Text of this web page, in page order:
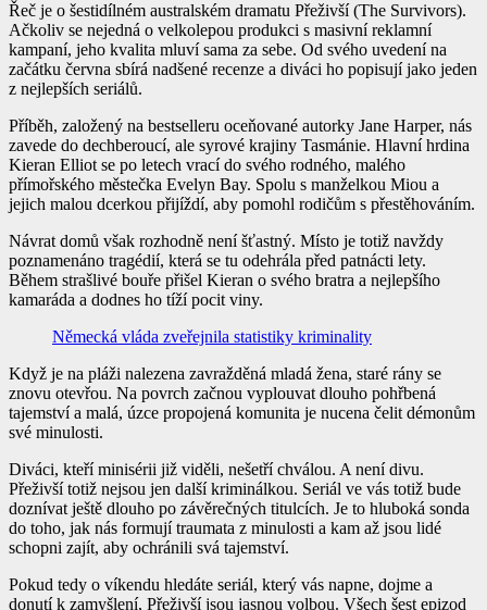
Řeč je o šestidílném australském dramatu Přeživší(The Survivors).
Ačkoliv se nejedná o velkolepou produkci s masivní reklamní
kampaní, jeho kvalita mluví sama za sebe. Od svého uvedení na
začátku června sbírá nadšené recenze a diváci ho popisují jako jeden
z nejlepších seriálů.
Příběh, založený na bestselleru oceňované autorky Jane Harper, nás
zavede do dechberoucí, ale syrové krajiny Tasmánie. Hlavní hrdina
Kieran Elliot se po letech vrací do svého rodného, malého
přímořského městečka Evelyn Bay. Spolu s manželkou Miou a
jejich malou dcerkou přijíždí, aby pomohl rodičům s přestěhováním.
Návrat domů však rozhodně není šťastný. Místo je totiž navždy
poznamenáno tragédií, která se tu odehrála před patnácti lety.
Během strašlivé bouře přišel Kieran o svého bratra a nejlepšího
kamaráda a dodnes ho tíží pocit viny.
Německá vláda zveřejnila statistiky kriminality
Když je na pláži nalezena zavražděná mladá žena, staré rány se
znovu otevřou. Na povrch začnou vyplouvat dlouho pohřbená
tajemství a malá, úzce propojená komunita je nucena čelit démonům
své minulosti.
Diváci, kteří minisérii již viděli, nešetří chválou. A není divu.
Přeživšítotiž nejsou jen další kriminálkou. Seriál ve vás totiž bude
doznívat ještě dlouho po závěrečných titulcích. Je to hluboká sonda
do toho, jak nás formují traumata z minulosti a kam až jsou lidé
schopni zajít, aby ochránili svá tajemství.
Pokud tedy o víkendu hledáte seriál, který vás napne, dojme a
donutí k zamyšlení, Přeživšíjsou jasnou volbou. Všech šest epizod